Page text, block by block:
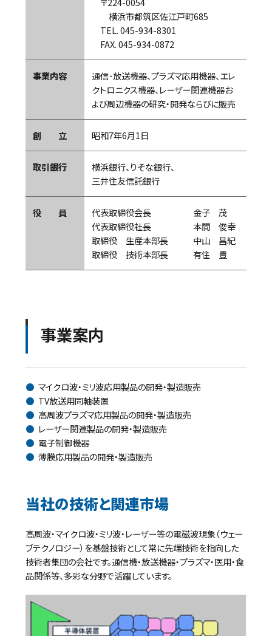
横浜市都筑区佐江戸町685
TEL. 045-934-8301
FAX. 045-934-0872
事業内容
通信･放送機器、プラズマ応用機器、エレ
クトロニクス機器、レーザー関連機器お
よび周辺機器の研究・開発ならびに販売
創 立 昭和7年6月1日
取引銀行
横浜銀行、りそな銀行、
三井住友信託銀行
役 員
代表取締役会長
代表取締役社長
取締役 生産本部長
取締役 技術本部長
金子 茂
本間 俊幸
中山 昌紀
有住 豊
事業案内
マイクロ波・ミリ波応用製品の開発・製造販売
TV放送用同軸装置
高周波プラズマ応用製品の開発・製造販売
レーザー関連製品の開発・製造販売
電子制御機器
薄膜応用製品の開発・製造販売
当社の技術と関連市場
高周波・マイクロ波・ミリ波・レーザー等の電磁波現象（ウェー
ブテクノロジー）を基盤技術として常に先端技術を指向した
技術者集団の会社です。通信機・放送機器・プラズマ・医用・食
品関係等、多彩な分野で活躍しています。